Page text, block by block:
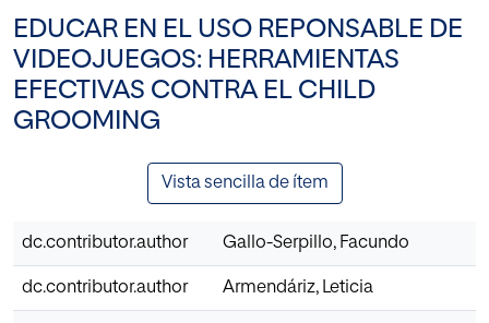
EDUCAR EN EL USO REPONSABLE DE
VIDEOJUEGOS: HERRAMIENTAS
EFECTIVAS CONTRA EL CHILD
GROOMING
Vista sencilla de ítem
dc.contributor.author Gallo-Serpillo, Facundo
dc.contributor.author Armendáriz, Leticia